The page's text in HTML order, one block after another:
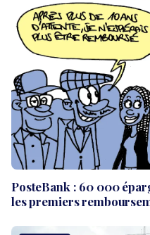
PosteBank : 60 000
les premiers